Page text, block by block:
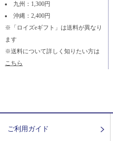
九州：1,300円
沖縄：2,400円
※「ロイズeギフト」は送料が異なり
ます
※送料について詳しく知りたい方は
こちら
ご利用ガイド